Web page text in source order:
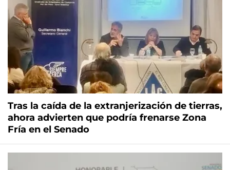
Tras la caída de la extranjerización de tierras,
ahora advierten que podría frenarse Zona
Fría en el Senado